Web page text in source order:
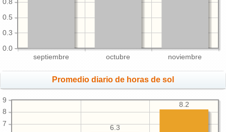
septiembre octubre noviembre
0.0
0.3
0.5
0.8
Promedio diario de horas de sol
7
8
9
8.2
6.3